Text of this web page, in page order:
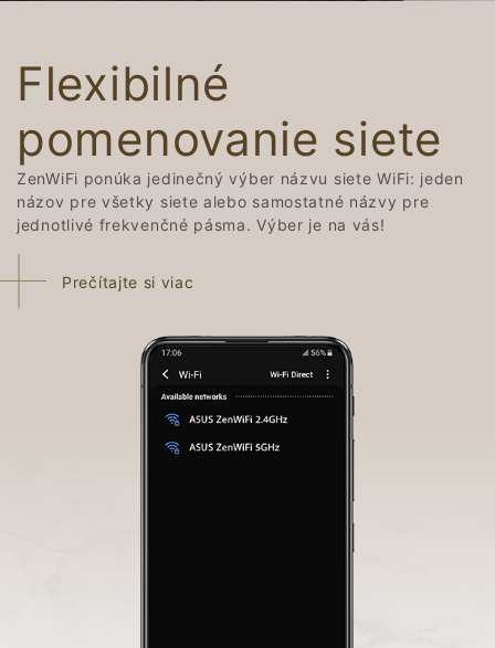
Flexibilné
pomenovanie siete
ZenWiFi ponúka jedinečný výber názvu siete WiFi: jeden
názov pre všetky siete alebo samostatné názvy pre
jednotlivé frekvenčné pásma. Výber je na vás!
Prečítajte si viac